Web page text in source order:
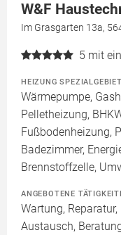
W&F
Im Grasgarten 13a,
5 mit
HEIZUNG
Wärmepumpe,
Pelletheizung,
Fußbodenheizung,
Badezimmer,
Brennstoffzelle,
ANGEBOTENE
Wartung,
Austausch,